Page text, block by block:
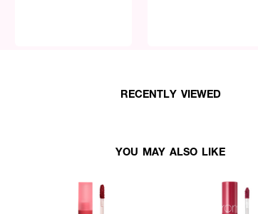
RECENTLY VIEWED
YOU MAY ALSO LIKE